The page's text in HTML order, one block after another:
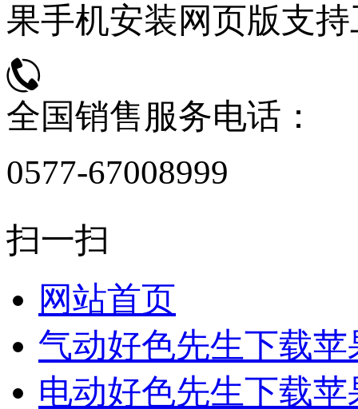
果手机安装网页版支
全国销售服务电话：
0577-67008999
扫一扫
网站首页
气动好色先生下载
电动好色先生下载